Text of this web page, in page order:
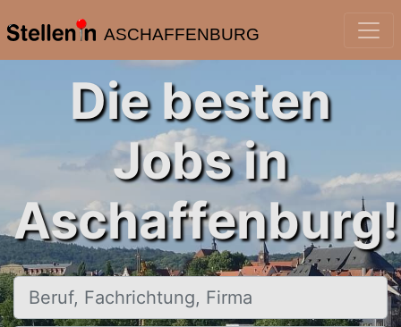
ASCHAFFENBURG
Die besten
Jobs in
Aschaffenburg!
Beruf, Fachrichtung, Firma